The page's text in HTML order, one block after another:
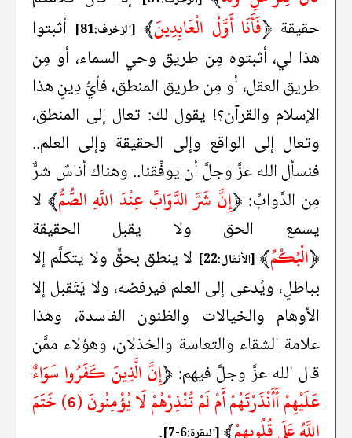
حقيقة ﴿فَأَنَا أَوَّلُ الْعَابِدِينَ﴾ [الزخرف:81]
أثبتوا
هذا لي، أثبتوه مِن طريق وحي السماء، أو مِن
طريق العقل، أو مِن طريق المنطق، فأيُّ دِينٍ هذا
الإسلام والقرآن؟! يقول لك: تعال إلى المنطق،
وتعال إلى الواقع وإلى الحقيقة وإلى العلم..
فنسأل الله عزَّ وجلَّ أن يوفِّقنا.. وهناك أناسٌ شرٌّ
مِن الدَّوابِّ: ﴿إِنَّ شَرَّ الدَّوَابِّ عِنْدَ اللَّهِ الصُّمُّ﴾ لا
يسمع الحق ولا يقبل الحقيقة
﴿الْبُكْمُ﴾ [الأنفال:22]
لا ينطق بحقٍّ ولا يتكلَّم إلا
بباطلٍ، ويُدعى إلى العلم فيرفضه، ولا يَتَقبل إلا
الأوهام والخيالات والظنون الفاسدة، وهذا
علامة الشقاء والتعاسة والخذلان، وهؤلاء ممَّن
قال الله عزَّ وجلَّ فيهم: ﴿إِنَّ الَّذِينَ كَفَرُوا سَوَاءٌ
عَلَيْهِمْ أَأَنْذَرْتَهُمْ أَمْ لَمْ تُنْذِرْهُمْ لَا يُؤْمِنُونَ (6) خَتَمَ
اللَّهُ عَلَى قُلُوبِهِمْ﴾